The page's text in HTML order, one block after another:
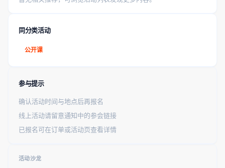
同分类活动
公开课
参与提示
确认活动时间与地点后再报名
线上活动请留意通知中的参会链接
已报名可在订单或活动页查看详情
活动沙龙